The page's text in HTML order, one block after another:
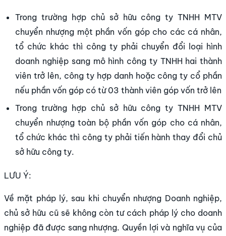
Trong trường hợp chủ sở hữu công ty TNHH MTV
chuyển nhượng một phần vốn góp cho các cá nhân,
tổ chức khác thì công ty phải chuyển đổi loại hình
doanh nghiệp sang mô hình công ty TNHH hai thành
viên trở lên, công ty hợp danh hoặc công ty cổ phần
nếu phần vốn góp có từ 03 thành viên góp vốn trở lên
Trong trường hợp chủ sở hữu công ty TNHH MTV
chuyển nhượng toàn bộ phần vốn góp cho cá nhân,
tổ chức khác thì công ty phải tiến hành thay đổi chủ
sở hữu công ty.
LƯU Ý:
Về mặt pháp lý, sau khi chuyển nhượng Doanh nghiệp,
chủ sở hữu cũ sẽ không còn tư cách pháp lý cho doanh
nghiệp đã được sang nhượng. Quyền lợi và nghĩa vụ của